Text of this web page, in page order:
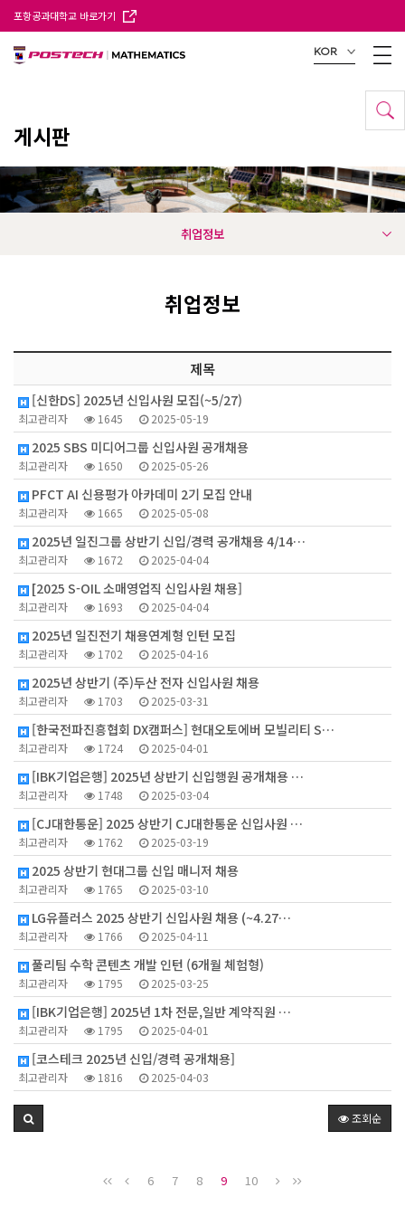
포항공과대학교 바로가기
KOR
게시판
취업정보
취업정보
제목
[신한DS] 2025년 신입사원 모집(~5/27)
최고관리자 1645 2025-05-19
2025 SBS 미디어그룹 신입사원 공개채용
최고관리자 1650 2025-05-26
PFCT AI 신용평가 아카데미 2기 모집 안내
최고관리자 1665 2025-05-08
2025년 일진그룹 상반기 신입/경력 공개채용 4/14…
최고관리자 1672 2025-04-04
[2025 S-OIL 소매영업직 신입사원 채용]
최고관리자 1693 2025-04-04
2025년 일진전기 채용연계형 인턴 모집
최고관리자 1702 2025-04-16
2025년 상반기 (주)두산 전자 신입사원 채용
최고관리자 1703 2025-03-31
[한국전파진흥협회 DX캠퍼스] 현대오토에버 모빌리티 S…
최고관리자 1724 2025-04-01
[IBK기업은행] 2025년 상반기 신입행원 공개채용 …
최고관리자 1748 2025-03-04
[CJ대한통운] 2025 상반기 CJ대한통운 신입사원 …
최고관리자 1762 2025-03-19
2025 상반기 현대그룹 신입 매니저 채용
최고관리자 1765 2025-03-10
LG유플러스 2025 상반기 신입사원 채용 (~4.27…
최고관리자 1766 2025-04-11
풀리팀 수학 콘텐츠 개발 인턴 (6개월 체험형)
최고관리자 1795 2025-03-25
[IBK기업은행] 2025년 1차 전문,일반 계약직원 …
최고관리자 1795 2025-04-01
[코스테크 2025년 신입/경력 공개채용]
최고관리자 1816 2025-04-03
조회순
6 7 8 9 10